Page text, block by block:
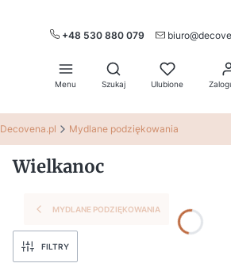
+48 530 880 079
Menu
Otwórz wyszukiwarkę
Szukaj Ulubione
Decovena.pl Mydlane podziękowania
Wielkanoc
MYDLANE PODZIĘKOWANIA
FILTRY